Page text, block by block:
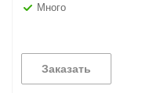
Много
Заказать